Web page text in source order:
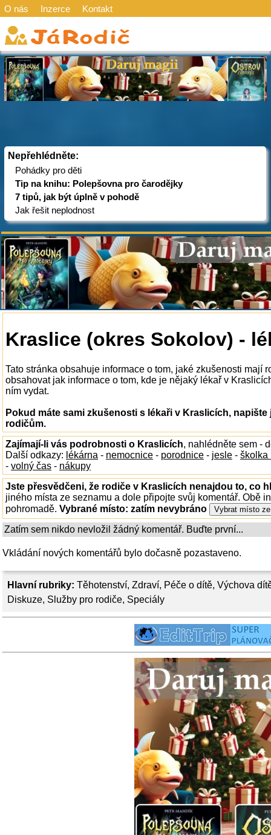
O nás Inzerce Kontakt
Nepřehlédněte:
Pohádky pro děti
Tip na knihu: Polepšovna pro čarodějky
7 tipů, jak být úplně v pohodě
Jak řešit neplodnost
Hlavní rubriky: Těhotenství, Zdraví, Péče o dítě, Výchova
Diskuze, Služby pro rodiče, Speciály
Kraslice (okres Sokolov) -
Tato stránka obsahuje informace o tom, jaké zkušenosti mají
obsahovat jak informace o tom, kde je nějaký lékař v
ním vydat.
Pokud máte sami zkušenosti s lékaři v Kraslicích,
rodičům.
Zajímají-li vás podrobnosti o Kraslicích, nahlédněte sem -
Další odkazy: lékárna - nemocnice - porodnice - jesle - školka
- volný čas - nákupy
Jste přesvědčeni, že rodiče v Kraslicích nenajdou to, co
jiného místa ze seznamu a dole připojte svůj komentář. Obě
pohromadě. Vybrané místo: zatím nevybráno
Zatím sem nikdo nevložil žádný komentář. Buďte první...
Vkládání nových komentářů bylo dočasně pozastaveno.